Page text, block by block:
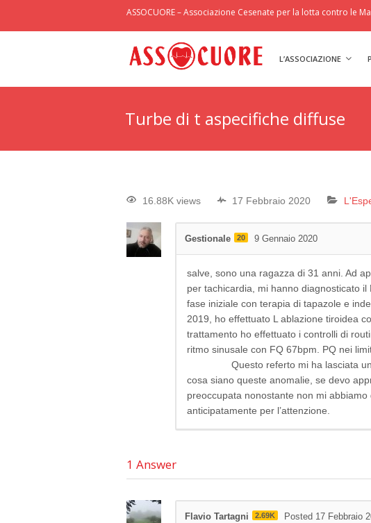
ASSOCUORE – Associazione Cesenate per la lotta contro le
L’ASSOCIAZIONE
Turbe di t aspecifiche diffuse
16.88K views 17 Febbraio 2020
Gestionale 20 9 Gennaio 2020
salve, sono una ragazza di 31 anni. Ad
per tachicardia, mi hanno diagnosticato
fase iniziale con terapia di tapazole e
2019, ho effettuato L ablazione tiroidea
trattamento ho effettuato i controlli di
ritmo sinusale con FQ 67bpm. PQ nei
Questo referto mi ha lasciata un
cosa siano queste anomalie, se devo
preoccupata nonostante non mi
anticipatamente per l’attenzione.
1 Answer
Flavio Tartagni 2.69K Posted 17 Febbraio